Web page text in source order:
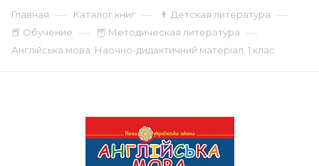
Главная — Каталог книг — 👨 Детская литература —
📕 Обучение — 🦉 Методическая литература —
Англійська мова. Наочно-дидактичний матеріал. 1 клас